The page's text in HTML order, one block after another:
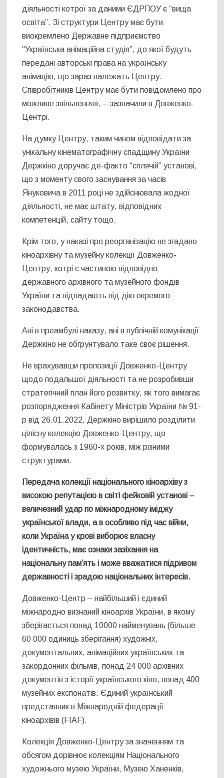
діяльності котрої за даними ЄДРПОУ є “вища
освіта”. Зі структури Центру має бути
виокремлено Державне підприємство
“Українська анімаційна студія”, до якої будуть
передані авторські права на українську
анімацію, що зараз належать Центру.
Співробітників Центру має бути повідомлено про
можливе звільнення», – зазначили в Довженко-
Центрі.
На думку Центру, таким чином відповідати за
унікальну кінематографічну спадщину України
Держкіно доручає де-факто “сплячій” установі,
що з моменту свого заснування за часів
Януковича в 2011 році не здійснювала жодної
діяльності, не має штату, відповідних
компетенцій, сайту тощо.
Крім того, у наказі про реорганізацію не згадано
кіноархівну та музейну колекції Довженко-
Центру, котрі є частиною відповідно
державного архівного та музейного фондів
України та підпадають під дію окремого
законодавства.
Ані в преамбулі наказу, ані в публічній комунікації
Держкіно не обгрунтувало таке своє рішення.
Не врахувавши пропозиції Довженко-Центру
щодо подальшої діяльності та не розробивши
стратегічний план його розвитку, як того вимагає
розпорядження Кабінету Міністрів України № 91-
р від 26.01.2022, Держкіно вирішило розділити
цілісну колекцію Довженко-Центру, що
формувалась з 1960-х років, між різними
структурами.
Передача колекції національного кіноархіву з
високою репутацією в світі фейковій установі –
величезний удар по міжнародному іміджу
української влади, а в особливо під час війни,
коли Україна у крові виборює власну
ідентичність, має ознаки зазіхання на
національну пам’ять і може вважатися підривом
державності і зрадою національних інтересів.
Довженко-Центр – найбільший і єдиний
міжнародно визнаний кіноархів України, в якому
зберігається понад 10000 найменувань (більше
60 000 одиниць зберігання) художніх,
документальних, анімаційних українських та
закордонних фільмів, понад 24 000 архівних
документів з історії українського кіно, понад 400
музейних експонатів. Єдиний український
представник в Міжнародній федерації
кіноархівів (FIAF).
Колекція Довженко-Центру за значенням та
обсягом дорівнює колекціям Національного
художнього музею України, Музею Ханенків,